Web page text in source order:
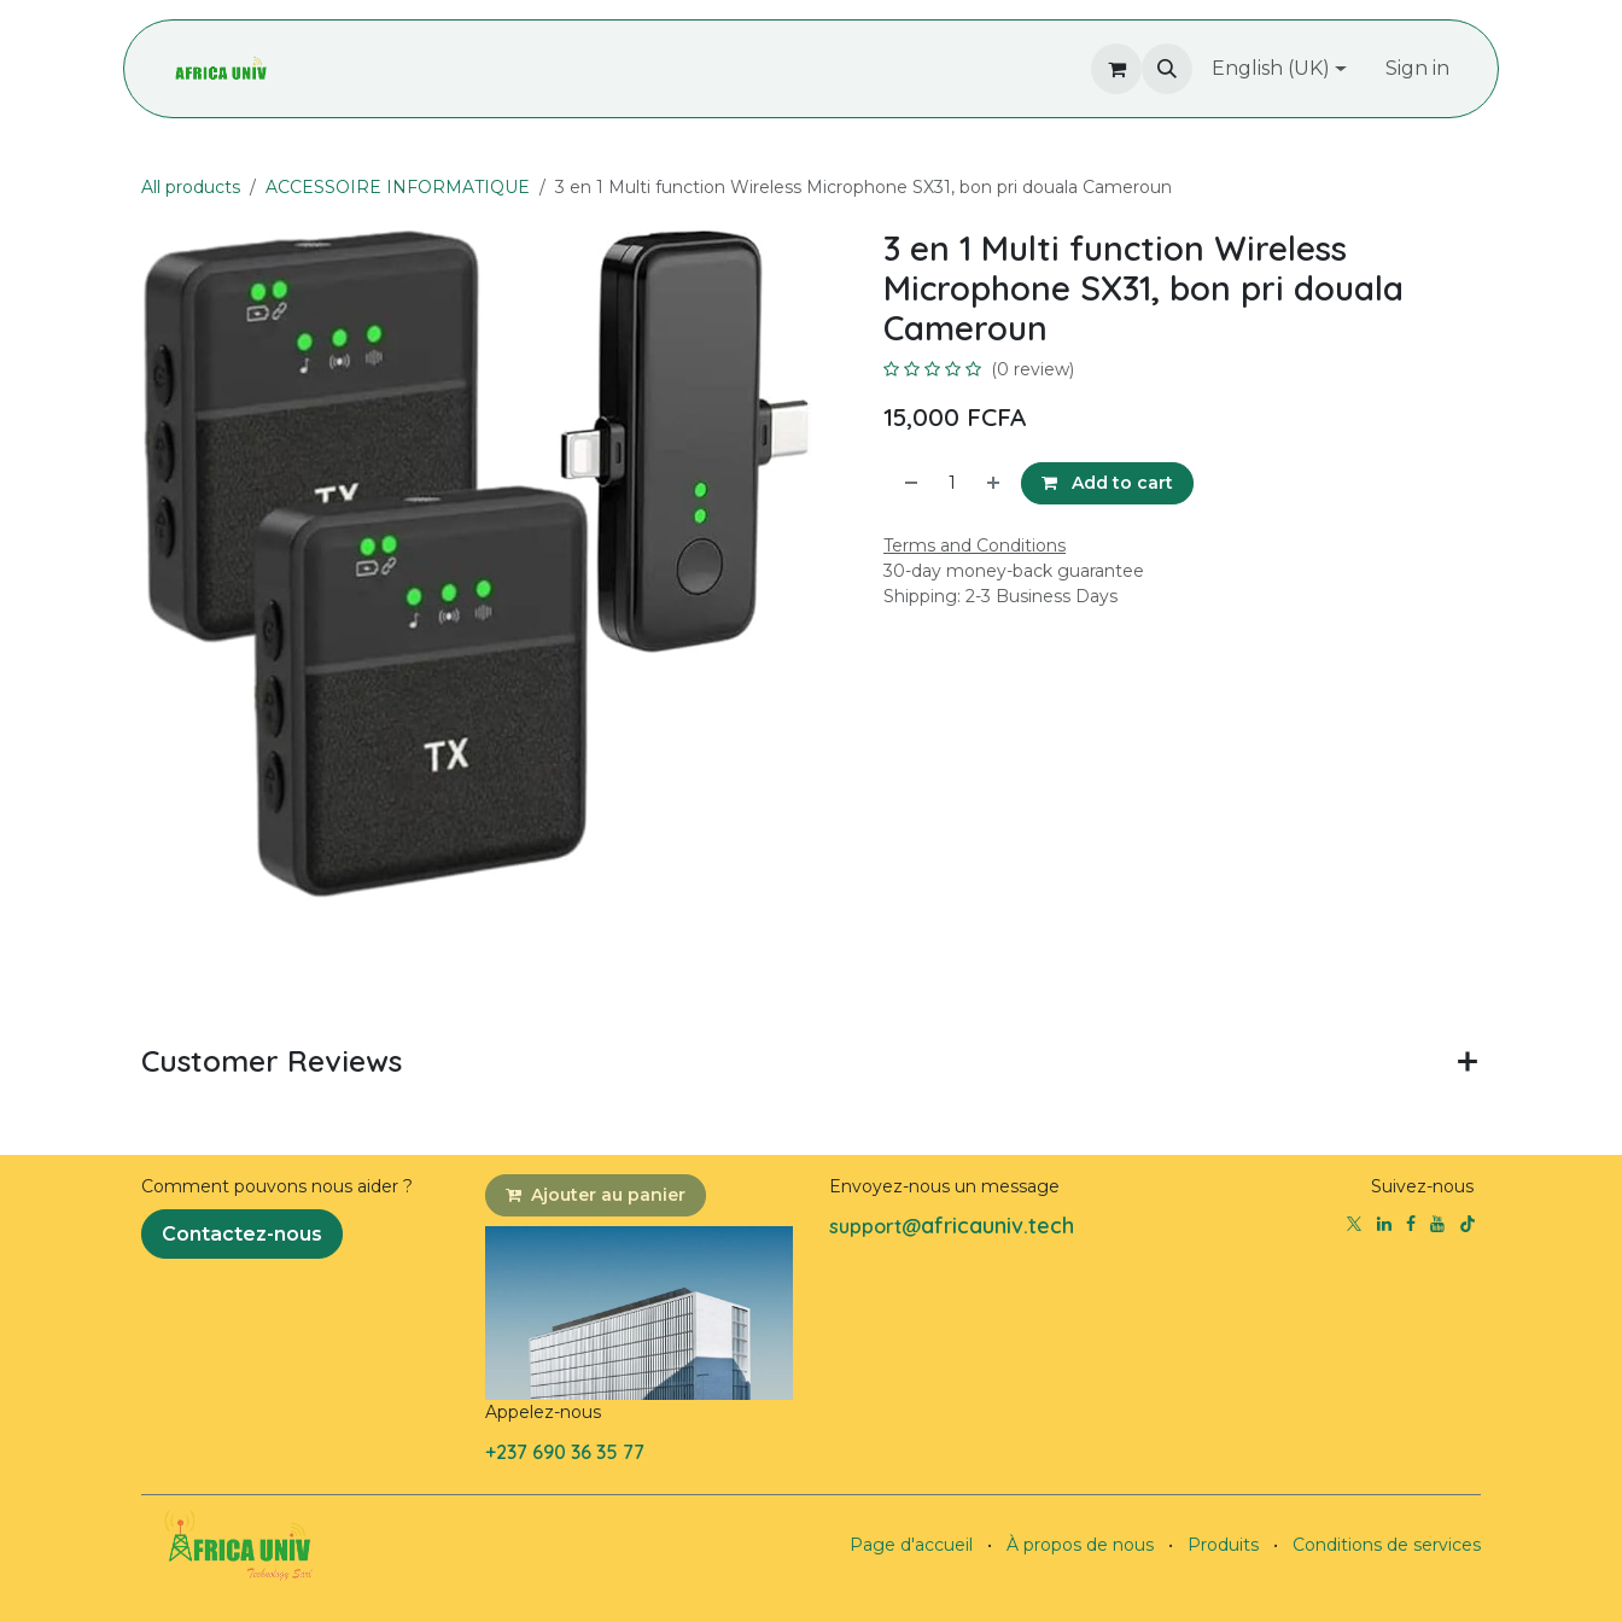
À propos de nous Recrutement Contactez-nous
English (UK) Sign in
All products ACCESSOIRE INFORMATIQUE 3 en 1 Multi function Wireless Microphone SX31, bon pri douala Cameroun
3 en 1 Multi function Wireless
Microphone SX31, bon pri douala
Cameroun
(0 review)
15,000 FCFA
Add to cart
Terms and Conditions
30-day money-back guarantee
Shipping: 2-3 Business Days
Customer Reviews
Comment pouvons nous aider ?
Contactez-nous
Ajouter au panier
Appelez-nous
+237 690 36 35 77
Envoyez-nous un message
support@africauniv.tech
Suivez-nous
Page d'accueil • À propos de nous • Produits • Conditions de services